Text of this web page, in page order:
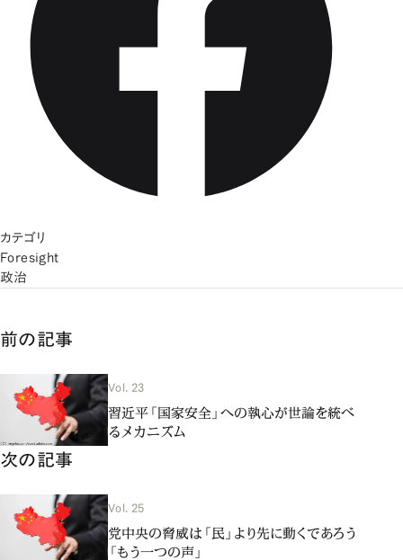
カテゴリ
Foresight
政治
前の記事
Vol. 23
習近平「国家安全」への執心が世論を統べ
るメカニズム
次の記事
Vol. 25
党中央の脅威は「民」より先に動くであろう
「もう一つの声」